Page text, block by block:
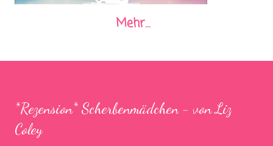
Mehr…
*Rezension* Scherbenmädchen - von Liz
Coley